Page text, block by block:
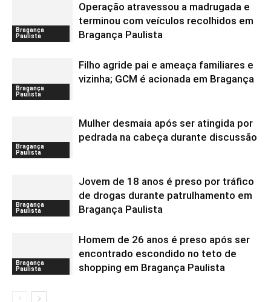
Bragança
Paulista
Operação atravessou a madrugada e
terminou com veículos recolhidos em
Bragança Paulista
Bragança
Paulista
Filho agride pai e ameaça familiares e
vizinha; GCM é acionada em Bragança
Bragança
Paulista
Mulher desmaia após ser atingida por
pedrada na cabeça durante discussão
Bragança
Paulista
Jovem de 18 anos é preso por tráfico
de drogas durante patrulhamento em
Bragança Paulista
Bragança
Paulista
Homem de 26 anos é preso após ser
encontrado escondido no teto de
shopping em Bragança Paulista